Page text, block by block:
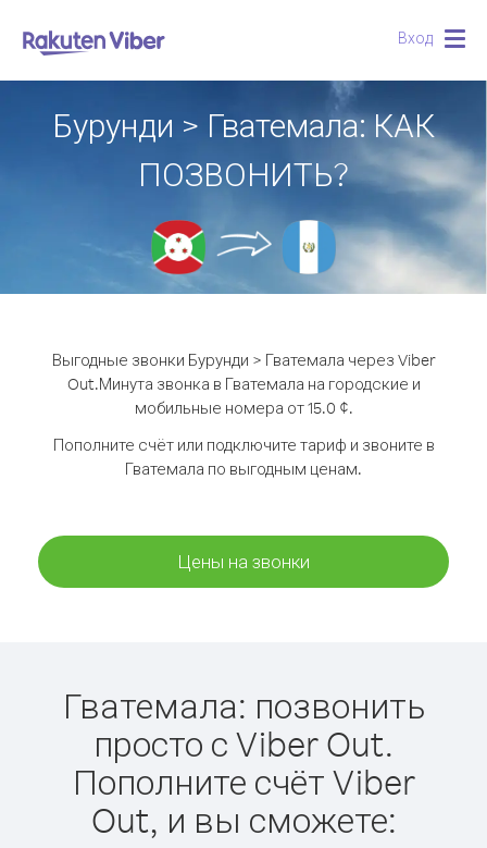
Вход
Бурунди > Гватемала: КАК
ПОЗВОНИТЬ?
Выгодные звонки Бурунди > Гватемала через Viber
Out.Минута звонка в Гватемала на городские и
мобильные номера от 15.0 ¢.
Пополните счёт или подключите тариф и звоните в
Гватемала по выгодным ценам.
Цены на звонки
Гватемала: позвонить
просто с Viber Out.
Пополните счёт Viber
Out, и вы сможете: